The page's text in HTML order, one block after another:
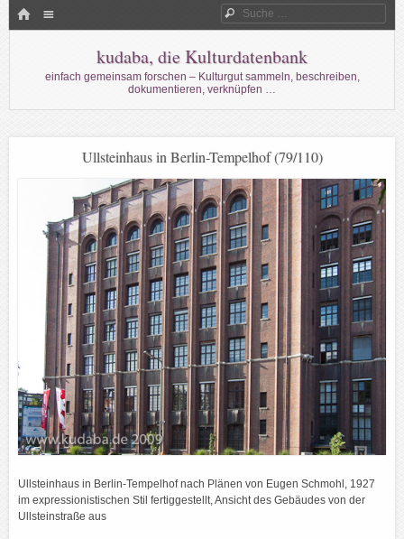
HOME Suche
kudaba, die Kulturdatenbank
einfach gemeinsam forschen – Kulturgut sammeln, beschreiben,
dokumentieren, verknüpfen …
Ullsteinhaus in Berlin-Tempelhof (79/110)
Ullsteinhaus in Berlin-Tempelhof nach Plänen von Eugen Schmohl, 1927
im expressionistischen Stil fertiggestellt, Ansicht des Gebäudes von der
Ullsteinstraße aus